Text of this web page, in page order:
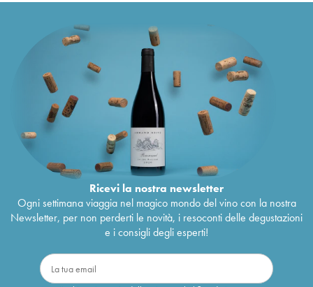
Ricevi la nostra newsletter
Ogni settimana viaggia nel magico mondo del vino con la nostra
Newsletter, per non perderti le novità, i resoconti delle degustazioni
e i consigli degli esperti!